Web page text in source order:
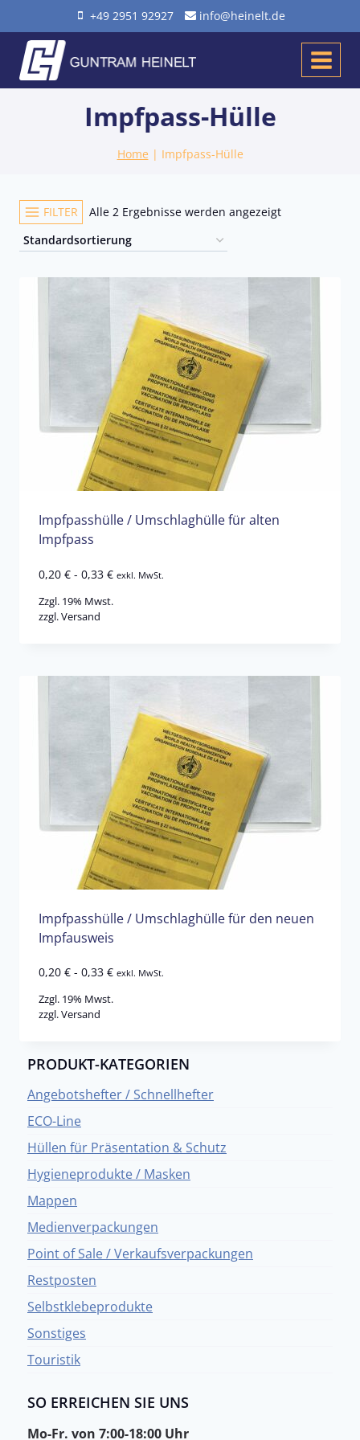
Inhalt
springen
+49 2951 92927 info@heinelt.de
Impfpass-Hülle
Home | Impfpass-Hülle
FILTER Alle 2 Ergebnisse werden angezeigt
Impfpasshülle / Umschlaghülle für alten
Impfpass
0,20 € - 0,33 € exkl. MwSt.
Zzgl. 19% Mwst.
zzgl.Versand
Impfpasshülle / Umschlaghülle für den neuen
Impfausweis
0,20 € - 0,33 € exkl. MwSt.
Zzgl. 19% Mwst.
zzgl.Versand
PRODUKT-KATEGORIEN
Angebotshefter / Schnellhefter
ECO-Line
Hüllen für Präsentation & Schutz
Hygieneprodukte / Masken
Mappen
Medienverpackungen
Point of Sale / Verkaufsverpackungen
Restposten
Selbstklebeprodukte
Sonstiges
Touristik
SO ERREICHEN SIE UNS
Mo-Fr. von 7:00-18:00 Uhr